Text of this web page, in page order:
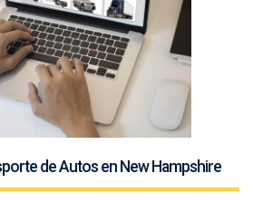
de Autos en New Hampshire